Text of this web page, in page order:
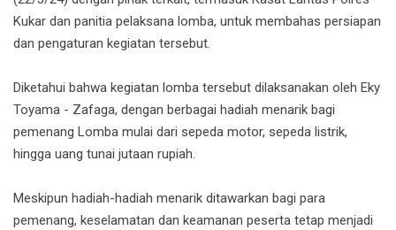
Kukar dan panitia pelaksana lomba, untuk membahas persiapan
dan pengaturan kegiatan tersebut.
Diketahui bahwa kegiatan lomba tersebut dilaksanakan oleh Eky
Toyama - Zafaga, dengan berbagai hadiah menarik bagi
pemenang Lomba mulai dari sepeda motor, sepeda listrik,
hingga uang tunai jutaan rupiah.
Meskipun hadiah-hadiah menarik ditawarkan bagi para
pemenang, keselamatan dan keamanan peserta tetap menjadi